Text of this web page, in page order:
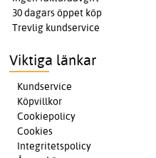
30 dagars öppet köp
Trevlig kundservice
Viktiga länkar
Kundservice
Köpvillkor
Cookiepolicy
Cookies
Integritetspolicy